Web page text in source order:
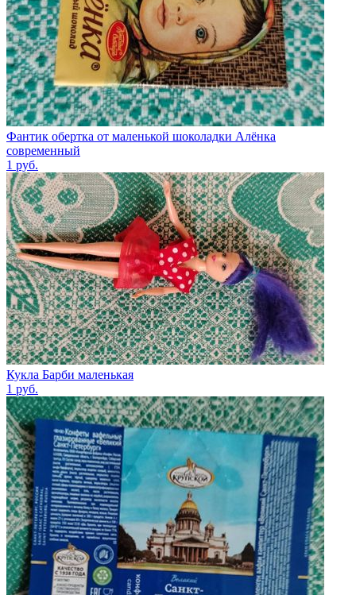
Фантик обертка от маленькой шоколадки Алёнка
современный
1 руб.
Кукла Барби маленькая
1 руб.